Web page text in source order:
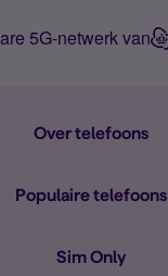
5G-netwerk van
Over telefoons
Populaire telefoons
Sim Only